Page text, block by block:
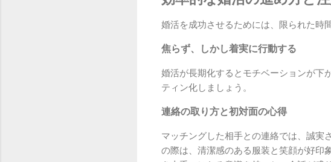
婚活を成功させるためには、限られた時
焦らず、しかし着実に行動する
婚活が長期化するとモチベーションが下
ティン化しましょう。
連絡の取り方と初対面の心得
マッチングした相手との連絡では、誠実
の際は、清潔感のある服装と笑顔が好印